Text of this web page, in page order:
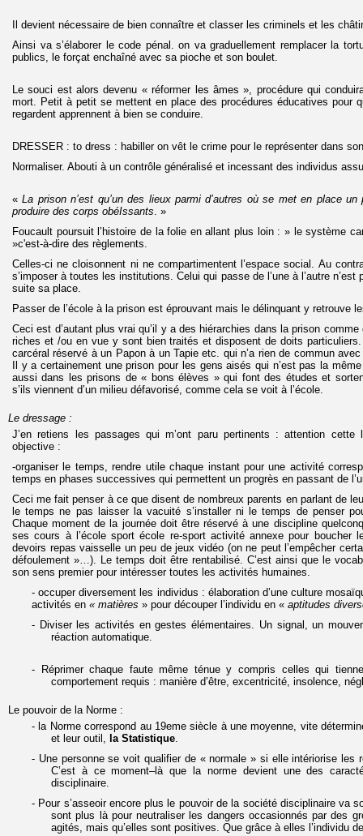
Il devient nécessaire de bien connaître et classer les criminels et les
Ainsi va s’élaborer le code pénal. on va graduellement remplacer la
publics, le forçat enchaîné avec sa pioche et son boulet.
Le souci est alors devenu « réformer les âmes », procédure qui
mort. Petit à petit se mettent en place des procédures éducatives pour
regardent apprennent à bien se conduire.
DRESSER : to dress : habiller on vêt le crime pour le représenter dans
Normaliser. Abouti à un contrôle généralisé et incessant des individus
«La prison n’est qu’un des lieux parmi d’autres où se met en place un
produire des corps obéIssants. »
Foucault poursuit l’histoire de la folie en allant plus loin : » le système
»c'est-à-dire des règlements.
Celles-ci ne cloisonnent ni ne compartimentent l’espace social. Au
s’imposer à toutes les institutions. Celui qui passe de l’une à l’autre
suite sa place.
Passer de l’école à la prison est éprouvant mais le délinquant y retrouve
Ceci est d’autant plus vrai qu’il y a des hiérarchies dans la prison comme
riches et /ou en vue y sont bien traités et disposent de doits
carcéral réservé à un Papon à un Tapie etc. qui n’a rien de commun
Il y a certainement une prison pour les gens aisés qui n’est pas la
aussi dans les prisons de « bons élèves » qui font des études et
s’ils viennent d’un milieu défavorisé, comme cela se voit à l’école.
Le dressage :
J’en retiens les passages qui m’ont paru pertinents : attention cette
objective :
-organiser le temps, rendre utile chaque instant pour une activité
temps en phases successives qui permettent un progrès en passant de
Ceci me fait penser à ce que disent de nombreux parents en parlant de
le temps ne pas laisser la vacuité s’installer ni le temps de penser
Chaque moment de la journée doit être réservé à une discipline
ses cours à l’école sport école re-sport activité annexe pour boucher
devoirs repas vaisselle un peu de jeux vidéo (on ne peut l’empêcher
défoulement »…). Le temps doit être rentabilisé. C’est ainsi que le
son sens premier pour intéresser toutes les activités humaines.
- occuper diversement les individus : élaboration d’une culture
activités en « matières » pour découper l’individu en « aptitudes
- Diviser les activités en gestes élémentaires. Un signal, un
réaction automatique.
-
Réprimer chaque faute même ténue y compris celles qui
comportement requis : manière d’être, excentricité, insolence,
Le pouvoir de la Norme :
- la Norme correspond au 19eme siècle à une moyenne, vite
et leur outil, la Statistique.
- Une personne se voit qualifier de « normale » si elle intériorise les
C’est à ce moment–là que la norme devient une des
disciplinaire.
- Pour s’asseoir encore plus le pouvoir de la société disciplinaire va
sont plus là pour neutraliser les dangers occasionnés par des
agités, mais qu’elles sont positives. Que grâce à elles l’individu